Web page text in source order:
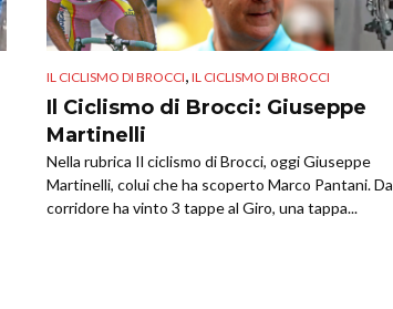
IL CICLISMO DI BROCCI IL CICLISMO DI BROCCI
Il Ciclismo di Brocci: Giuseppe
Martinelli
Nella rubrica Il ciclismo di Brocci, oggi Giuseppe
Martinelli, colui che ha scoperto Marco Pantani. Da
corridore ha vinto 3 tappe al Giro, una tappa...